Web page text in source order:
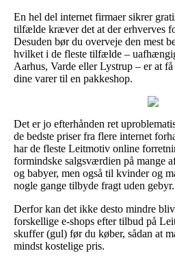
En hel del internet firmaer sikrer
tilfælde kræver det at der erhverves
Desuden bør du overveje den mest
hvilket i de fleste tilfælde –
Aarhus, Varde eller Lystrup – er at
dine varer til en pakkeshop.
Det er jo efterhånden ret
de bedste priser fra flere internet
har de fleste Leitmotiv online
formindske salgsværdien på mange
og babyer, men også til kvinder og
nogle gange tilbyde fragt uden gebyr.
Derfor kan det ikke desto mindre
forskellige e-shops efter tilbud på
skuffer (gul) før du køber, sådan at
mindst kostelige pris.